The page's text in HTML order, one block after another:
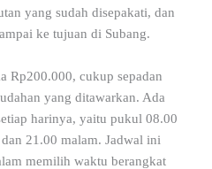
yang sudah disepakati, dan
ke tujuan di Subang.
Rp200.000, cukup sepadan
yang ditawarkan. Ada
harinya, yaitu pukul 08.00
21.00 malam. Jadwal ini
memilih waktu berangkat